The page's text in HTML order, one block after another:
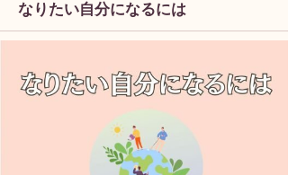
なりたい自分になるには